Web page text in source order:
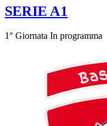
SERIE A1
1° Giornata In programma